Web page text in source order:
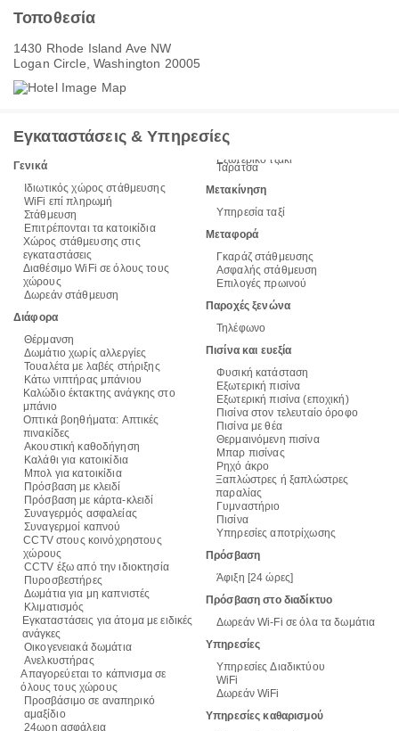
Τοποθεσία
1430 Rhode Island Ave NW
Logan Circle, Washington 20005
Εγκαταστάσεις & Υπηρεσίες
Γενικά
Ιδιωτικός χώρος στάθμευσης
WiFi επί πληρωμή
Στάθμευση
Επιτρέπονται τα κατοικίδια
Χώρος στάθμευσης στις
εγκαταστάσεις
Διαθέσιμο WiFi σε όλους τους
χώρους
Δωρεάν στάθμευση
Διάφορα
Θέρμανση
Δωμάτιο χωρίς αλλεργίες
Τουαλέτα με λαβές στήριξης
Κάτω νιπτήρας μπάνιου
Καλώδιο έκτακτης ανάγκης στο
μπάνιο
Οπτικά βοηθήματα: Απτικές
πινακίδες
Ακουστική καθοδήγηση
Καλάθι για κατοικίδια
Μπολ για κατοικίδια
Πρόσβαση με κλειδί
Πρόσβαση με κάρτα-κλειδί
Συναγερμός ασφαλείας
Συναγερμοί καπνού
CCTV στους κοινόχρηστους
χώρους
CCTV έξω από την ιδιοκτησία
Πυροσβεστήρες
Δωμάτια για μη καπνιστές
Κλιματισμός
Εγκαταστάσεις για άτομα με ειδικές
ανάγκες
Οικογενειακά δωμάτια
Ανελκυστήρας
Απαγορεύεται το κάπνισμα σε
όλους τους χώρους
Προσβάσιμο σε αναπηρικό
αμαξίδιο
24ωρη ασφάλεια
Εξωτερικό τζάκι
Ταράτσα
Μετακίνηση
Υπηρεσία ταξί
Μεταφορά
Γκαράζ στάθμευσης
Ασφαλής στάθμευση
Επιλογές πρωινού
Παροχές ξενώνα
Τηλέφωνο
Πισίνα και ευεξία
Φυσική κατάσταση
Εξωτερική πισίνα
Εξωτερική πισίνα (εποχική)
Πισίνα στον τελευταίο όροφο
Πισίνα με θέα
Θερμαινόμενη πισίνα
Μπαρ πισίνας
Ρηχό άκρο
Ξαπλώστρες ή ξαπλώστρες
παραλίας
Γυμναστήριο
Πισίνα
Υπηρεσίες αποτρίχωσης
Πρόσβαση
Άφιξη [24 ώρες]
Πρόσβαση στο διαδίκτυο
Δωρεάν Wi-Fi σε όλα τα δωμάτια
Υπηρεσίες
Υπηρεσίες Διαδικτύου
WiFi
Δωρεάν WiFi
Υπηρεσίες καθαρισμού